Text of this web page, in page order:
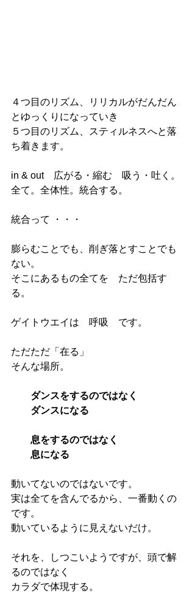
４つ目のリズム、リリカルがだんだん
とゆっくりになっていき
５つ目のリズム、スティルネスへと落
ち着きます。
in & out　広がる・縮む　吸う・吐く。
全て。全体性。統合する。
統合って ・・・
膨らむことでも、削ぎ落とすことでも
ない。
そこにあるもの全てを　ただ包括す
る。
ゲイトウエイは　呼吸　です。
ただただ「在る」
そんな場所。
ダンスをするのではなく
ダンスになる
息をするのではなく
息になる
動いてないのではないです。
実は全てを含んでるから、一番動くの
です。
動いているように見えないだけ。
それを、しつこいようですが、頭で解
るのではなく
カラダで体現する。